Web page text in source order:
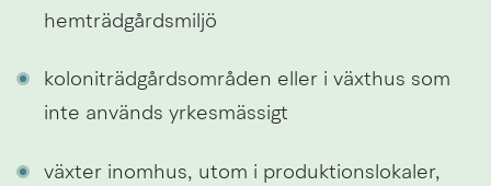
hemträdgårdsmiljö
koloniträdgårdsområden eller i växthus som
inte används yrkesmässigt
växter inomhus, utom i produktionslokaler,